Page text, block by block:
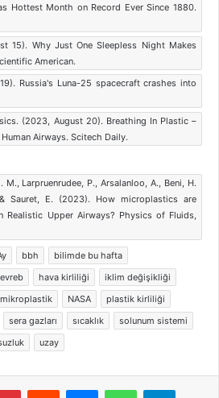
Hottest Month on Record Ever Since 1880.
15). Why Just One Sleepless Night Makes
American.
Russia's Luna-25 spacecraft crashes into
(2023, August 20). Breathing In Plastic –
Airways. Scitech Daily.
Larpruenrudee, P., Arsalanloo, A., Beni, H.
Sauret, E. (2023). How microplastics are
Realistic Upper Airways? Physics of Fluids,
bbh
bilimde bu hafta
evreb hava kirliliği
iklim değişikliği
mikroplastik NASA
plastik kirliliği
sera gazları sıcaklık
solunum sistemi
uzay
PinterestReddit MessengerWhatsApp